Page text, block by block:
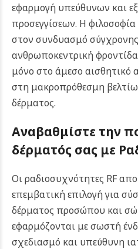
εφαρμογή υπεύθυνων και
προσεγγίσεων. Η φιλοσοφία
στον συνδυασμό σύγχρονης
ανθρωποκεντρική
μόνο στο άμεσο αισθητικό
στη μακροπρόθεσμη
δέρματος.
Αναβαθμίστε την
δέρματός σας με
Οι ραδιοσυχνότητες RF
επεμβατική επιλογή για
δέρματος προσώπου και
εφαρμόζονται με σωστή
σχεδιασμό και υπεύθυνη